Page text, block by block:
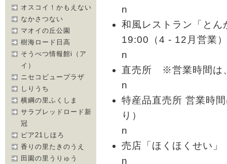
オスコイ！かもえない
なかさつない
マオイの丘公園
樹海ロード日高
そうべつ情報館i（ア
イ）
ニセコビュープラザ
しりうち
横綱の里ふくしま
サラブレッドロード新
冠
ピア21しほろ
香りの里たきのうえ
田園の里うりゅう
n
和風レストラン「と
19:00（4 - 12月営業）
n
直売所 ※営業時間は
n
特産品直売所 営業時
り）
n
売店「ほくほくせい」
n